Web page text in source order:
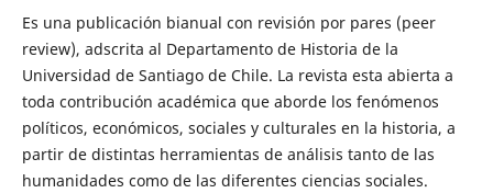
Es una publicación bianual con revisión por pares (peer
review), adscrita al Departamento de Historia de la
Universidad de Santiago de Chile. La revista esta abierta a
toda contribución académica que aborde los fenómenos
políticos, económicos, sociales y culturales en la historia, a
partir de distintas herramientas de análisis tanto de las
humanidades como de las diferentes ciencias sociales.